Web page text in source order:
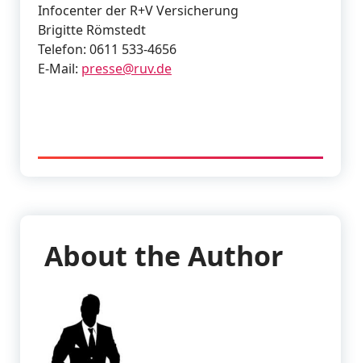
Infocenter der R+V Versicherung
Brigitte Römstedt
Telefon: 0611 533-4656
E-Mail: presse@ruv.de
About the Author